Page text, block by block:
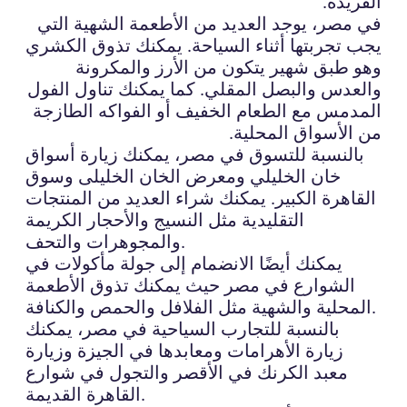
في مصر، يوجد العديد من الأطعمة الشهية التي
يجب تجربتها أثناء السياحة. يمكنك تذوق الكشري
وهو طبق شهير يتكون من الأرز والمكرونة
والعدس والبصل المقلي. كما يمكنك تناول الفول
المدمس مع الطعام الخفيف أو الفواكه الطازجة
من الأسواق المحلية.
بالنسبة للتسوق في مصر، يمكنك زيارة أسواق
خان الخليلي ومعرض الخان الخليلى وسوق
القاهرة الكبير. يمكنك شراء العديد من المنتجات
التقليدية مثل النسيج والأحجار الكريمة
والمجوهرات والتحف.
يمكنك أيضًا الانضمام إلى جولة مأكولات في
الشوارع في مصر حيث يمكنك تذوق الأطعمة
المحلية والشهية مثل الفلافل والحمص والكنافة.
بالنسبة للتجارب السياحية في مصر، يمكنك
زيارة الأهرامات ومعابدها في الجيزة وزيارة
معبد الكرنك في الأقصر والتجول في شوارع
القاهرة القديمة.